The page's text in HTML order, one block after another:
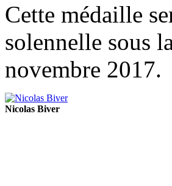
Cette médaille
solennelle sous
novembre 2017.
Nicolas Biver